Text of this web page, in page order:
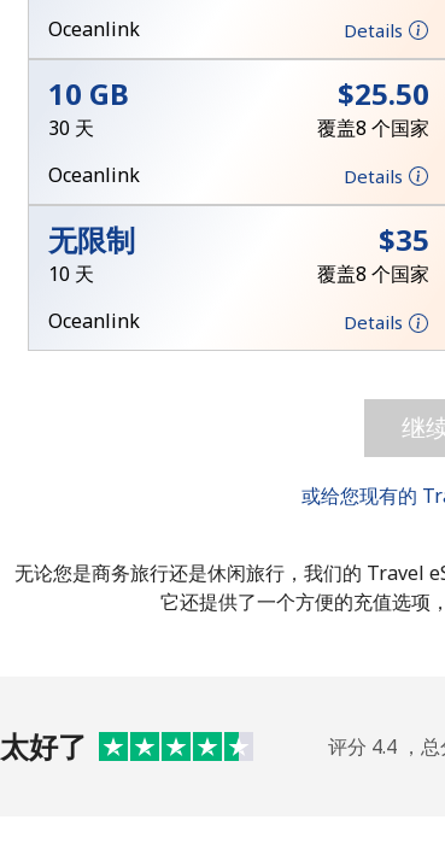
一个大写字母和一个小写
请保持联系，以便享受我
本人明白，在本网站开
你
Oceanlink
Details
10 GB ⁦$25.50⁩
30 天
覆盖8 个国家
Oceanlink
Details
无限制 ⁦$35⁩
10 天
覆盖8 个国家
Oceanlink
Details
继
或给您现有的
无论您是商务旅行还是休闲旅行，我们的 Travel
它还提供了一个方便的充值选项
太好了 评分 4.4 ，